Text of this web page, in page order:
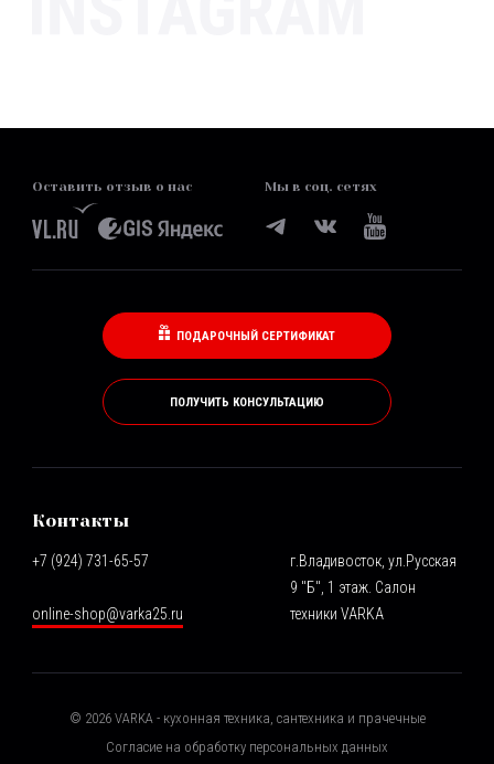
Оставить отзыв о нас Мы в соц. сетях
ПОДАРОЧНЫЙ СЕРТИФИКАТ
ПОЛУЧИТЬ КОНСУЛЬТАЦИЮ
Контакты
+7 (924) 731-65-57
online-shop@varka25.ru
г.Владивосток, ул.Русская
9 "Б", 1 этаж. Салон
техники VARKA
© 2026VARKA - кухонная техника, сантехника и прачечные
Согласие на обработку персональных данных